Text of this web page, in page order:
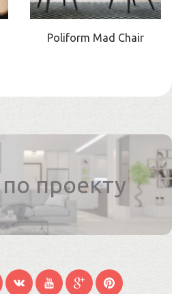
Poliform Mad Chair
проекту